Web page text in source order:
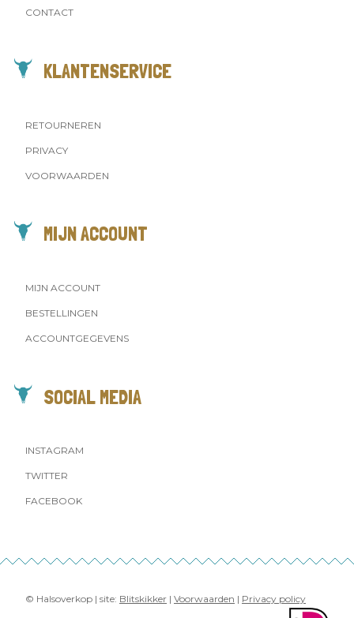
CONTACT
KLANTENSERVICE
RETOURNEREN
PRIVACY
VOORWAARDEN
MIJN ACCOUNT
MIJN ACCOUNT
BESTELLINGEN
ACCOUNTGEGEVENS
SOCIAL MEDIA
INSTAGRAM
TWITTER
FACEBOOK
© Halsoverkop | site: Blitskikker | Voorwaarden | Privacy policy